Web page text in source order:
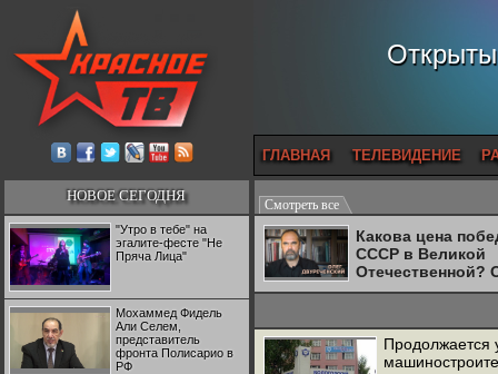
ГЛАВНАЯ ТЕЛЕВИДЕНИЕ
НОВОЕ СЕГОДНЯ
"Утро в тебе" на
эгалите-фесте "Не
Пряча Лица"
Мохаммед Фидель
Али Селем,
представитель
фронта Полисарио в
РФ
Смотреть все
Какова цена
СССР в Великой
Отечественной?
Двуреченский о
Продолжается